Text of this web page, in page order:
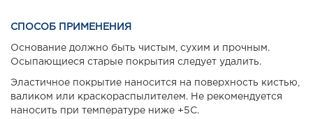
СПОСОБ ПРИМЕНЕНИЯ
Основание должно быть чистым, сухим и прочным.
Осыпающиеся старые покрытия следует удалить.
Эластичное покрытие наносится на поверхность кистью,
валиком или краскораспылителем. Не рекомендуется
наносить при температуре ниже +5С.